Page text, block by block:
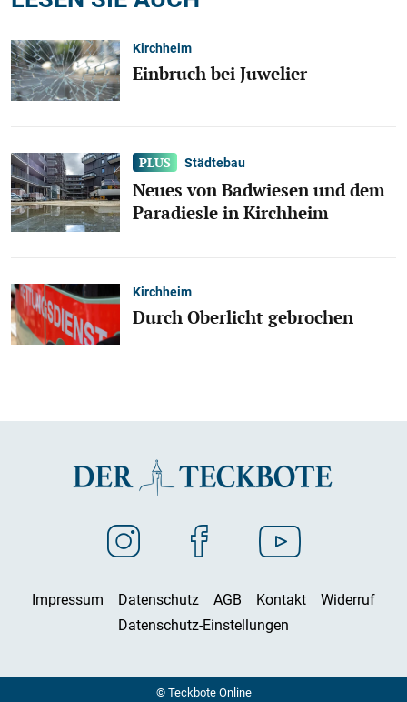
Kirchheim
Einbruch bei Juwelier
Städtebau
Neues von Badwiesen und dem
Paradiesle in Kirchheim
Kirchheim
Durch Oberlicht gebrochen
Impressum Datenschutz AGB Kontakt
Widerruf
Datenschutz-Einstellungen
© Teckbote Online